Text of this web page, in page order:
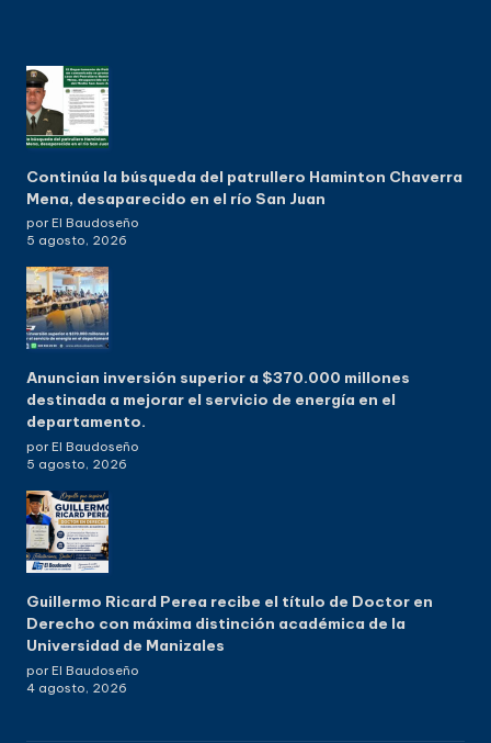
Continúa la búsqueda del patrullero Haminton Chaverra
Mena, desaparecido en el río San Juan
por El Baudoseño
5 agosto, 2026
Anuncian inversión superior a $370.000 millones
destinada a mejorar el servicio de energía en el
departamento.
por El Baudoseño
5 agosto, 2026
Guillermo Ricard Perea recibe el título de Doctor en
Derecho con máxima distinción académica de la
Universidad de Manizales
por El Baudoseño
4 agosto, 2026